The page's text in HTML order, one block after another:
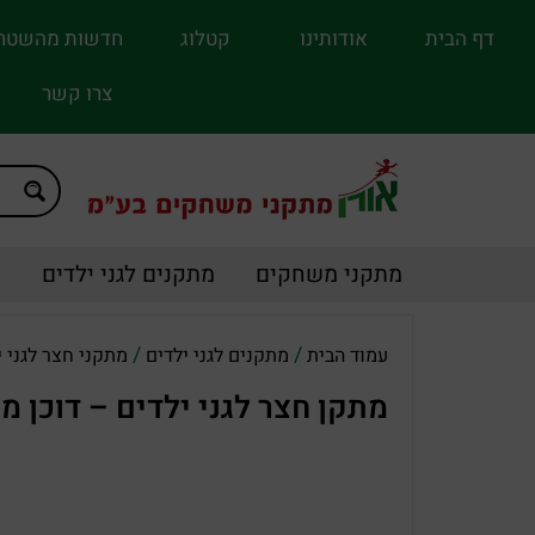
דף הבית אודותינו קטלוג חדשות
צרו קשר
מתקני משחקים מתקנים לגני ילדים
עמוד הבית/ מתקנים לגני ילדים / מתקני חצר לגני
מתקן חצר לגני ילדים – דוכן